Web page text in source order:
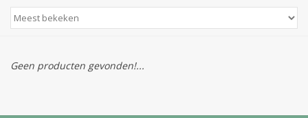
Geen producten gevonden!...